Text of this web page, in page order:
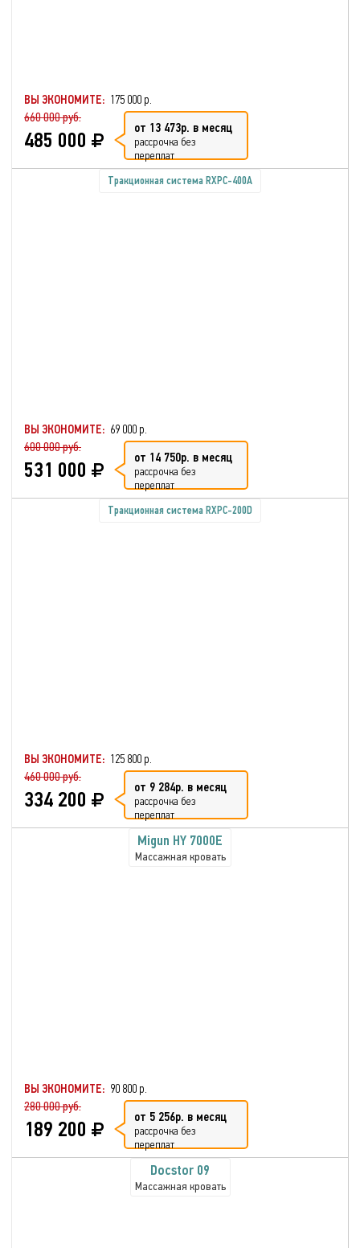
ВЫ ЭКОНОМИТЕ: 175 000 р.
660 000 руб.
485 000 от 13 473р. в месяц
рассрочка без
переплат
Тракционная система RXPC-400A
ВЫ ЭКОНОМИТЕ: 69 000 р.
600 000 руб.
531 000 от 14 750р. в месяц
рассрочка без
переплат
Тракционная система RXPC-200D
ВЫ ЭКОНОМИТЕ: 125 800 р.
460 000 руб.
334 200 от 9 284р. в месяц
рассрочка без
переплат
Migun HY 7000E
Массажная кровать
ВЫ ЭКОНОМИТЕ: 90 800 р.
280 000 руб.
189 200 от 5 256р. в месяц
рассрочка без
переплат
Docstor 09
Массажная кровать